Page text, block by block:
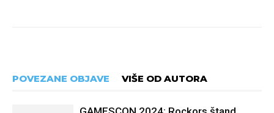
POVEZANE OBJAVE VIŠE OD AUTORA